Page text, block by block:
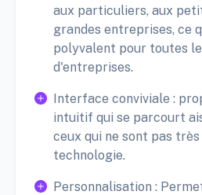
aux particuliers, aux
grandes entreprises, ce
polyvalent pour toutes
d'entreprises.
Interface conviviale :
intuitif qui se parcourt
ceux qui ne sont pas très
technologie.
Personnalisation :